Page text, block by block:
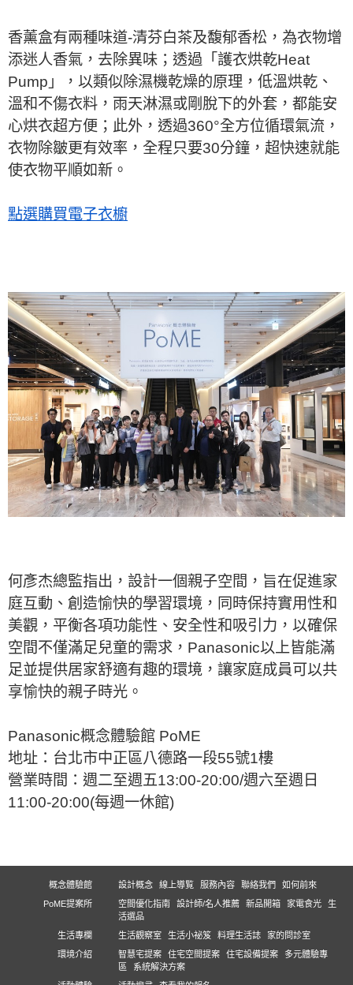
香薰盒有兩種味道-清芬白茶及馥郁香松，為衣物增
添迷人香氣，去除異味；透過「護衣烘乾Heat
Pump」，以類似除濕機乾燥的原理，低溫烘乾、
溫和不傷衣料，雨天淋濕或剛脫下的外套，都能安
心烘衣超方便；此外，透過360°全方位循環氣流，
衣物除皺更有效率，全程只要30分鐘，超快速就能
使衣物平順如新。
點選購買電子衣櫥
何彥杰總監指出，設計一個親子空間，旨在促進家
庭互動、創造愉快的學習環境，同時保持實用性和
美觀，平衡各項功能性、安全性和吸引力，以確保
空間不僅滿足兒童的需求，Panasonic以上皆能滿
足並提供居家舒適有趣的環境，讓家庭成員可以共
享愉快的親子時光。
Panasonic概念體驗館 PoME
地址：台北市中正區八德路一段55號1樓
營業時間：週二至週五13:00-20:00/週六至週日
11:00-20:00(每週一休館)
概念體驗館 設計概念 線上導覧 服務內容 聯絡我們
如何前來
PoME提案所
空間優化指南 設計師/名人推薦 新品開箱 家電食光
生
活選品
生活專欄
生活觀察室 生活小祕笈 料理生活誌
家的問診室
環境介紹
智慧宅提案 住宅空間提案 住宅設備提案
多元體驗專
區
系統解決方案